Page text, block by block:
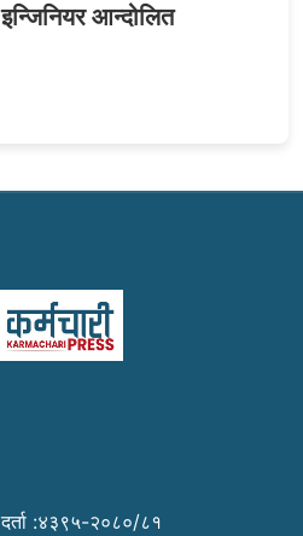
आन्दोलित
:४३९५-२०८०/८१